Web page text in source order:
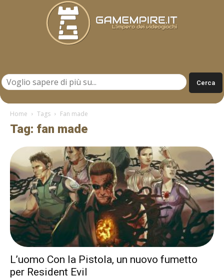
Home Tags Fan made
Tag: fan made
L’uomo Con la Pistola, un nuovo fumetto
per Resident Evil